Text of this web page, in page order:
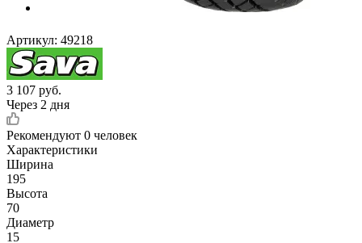
Артикул: 49218
3 107 руб.
Через 2 дня
Рекомендуют 0 человек
Характеристики
Ширина
195
Высота
70
Диаметр
15